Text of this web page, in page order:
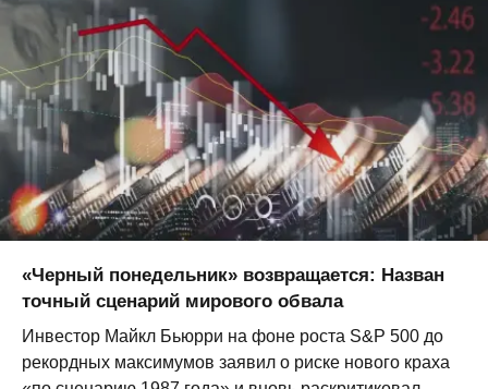
«Черный понедельник» возвращается: Назван
точный сценарий мирового обвала
Инвестор Майкл Бьюрри на фоне роста S&P 500 до
рекордных максимумов заявил о риске нового краха